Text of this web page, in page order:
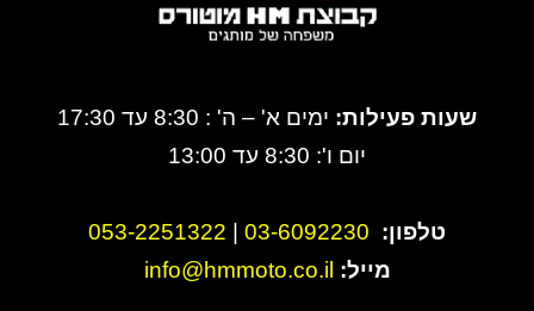
שעות פעילות: ימים א' – ה' : 8:30 עד 17:30
יום ו': 8:30 עד 13:00
טלפון: 03-6092230
053-2251322
מייל: info@hmmoto.co.il